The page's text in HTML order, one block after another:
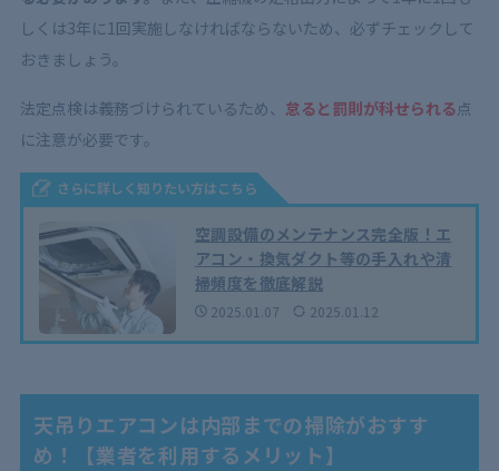
しくは3年に1回実施しなければならないため、必ずチェックして
おきましょう。
法定点検は義務づけられているため、 怠ると罰則が科せられる点
に注意が必要です。
さらに詳しく知りたい方はこちら
空調設備のメンテナンス完全版！エ
アコン・換気ダクト等の手入れや清
掃頻度を徹底解説
2025.01.07 2025.01.12
天吊りエアコンは内部までの掃除がおすす
め！【業者を利用するメリット】